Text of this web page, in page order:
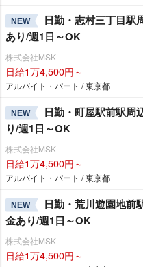
NEW
日勤・志村三丁目駅
あり/週1日～OK
株式会社MSK
日給1万4,500円～
アルバイト・パート / 東京都
NEW
日勤・町屋駅前駅周
り/週1日～OK
株式会社MSK
日給1万4,500円～
アルバイト・パート / 東京都
NEW
日勤・荒川遊園地前
金あり/週1日～OK
株式会社MSK
日給1万4,500円～